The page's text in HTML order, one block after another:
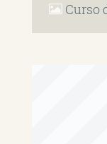
Curso